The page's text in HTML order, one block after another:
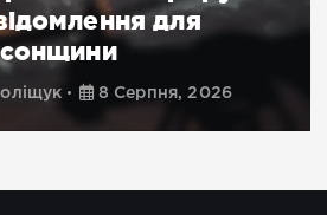
для
8 Серпня, 2026